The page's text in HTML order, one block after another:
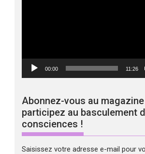
00:00 11:26
Abonnez-vous au
participez au basculement
consciences !
Saisissez votre adresse e-mail pour